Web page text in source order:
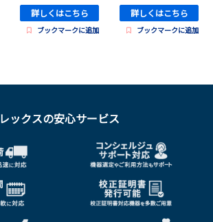
詳しくはこちら
ブックマークに追加
詳しくはこちら
ブックマークに追加
レックスの安心サービス